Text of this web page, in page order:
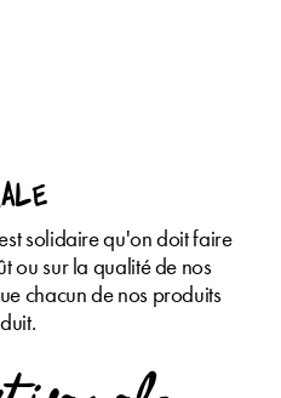
solidaire qu'on doit faire
ou sur la qualité de nos
chacun de nos produits